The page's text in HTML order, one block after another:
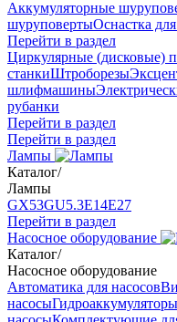
Аккумуляторные
шуруповертыОснастка
Перейти в раздел
Циркулярные (дисковые)
станкиШтроборезы
шлифмашины
рубанки
Перейти в раздел
Перейти в раздел
Лампы
Каталог/
Лампы
GX53GU5.3Е14Е27
Перейти в раздел
Насосное оборудование
Каталог/
Насосное оборудование
Автоматика для насосов
насосыГидроаккумуляторы